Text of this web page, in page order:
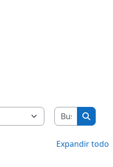
Buscar
Expandir todo